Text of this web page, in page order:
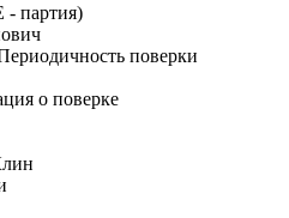
- партия)
поверки
о поверке